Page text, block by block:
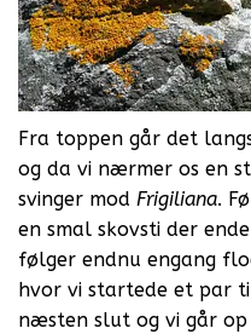
Fra toppen går det
og da vi nærmer os en
svinger mod Frigiliana.
en smal skovsti der
følger endnu engang
hvor vi startede et par
næsten slut og vi går op